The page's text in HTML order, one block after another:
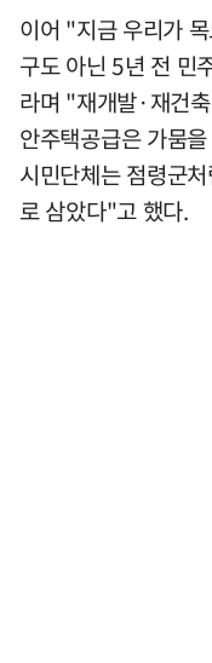
이어 "지금 우리가
구도 아닌 5년 전 민
라며 "재개발·재건
안주택공급은 가뭄
시민단체는 점령군
로 삼았다"고 했다.